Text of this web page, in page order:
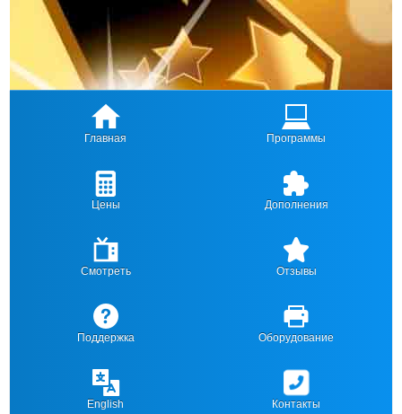
Главная Программы
Цены Дополнения
Смотреть Отзывы
Поддержка Оборудование
English Контакты